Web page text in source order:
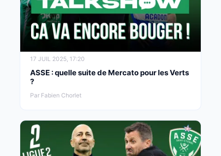
17 JUIL 2025, 17:20
ASSE : quelle suite de Mercato pour les Verts
?
Par Fabien Chorlet